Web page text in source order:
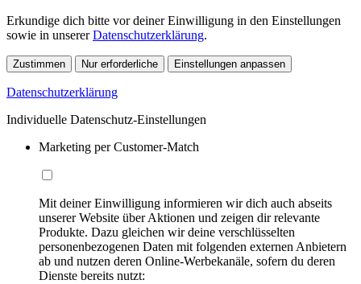
Erkundige dich bitte vor deiner Einwilligung in den Einstellungen
sowie in unsererDatenschutzerklärung.
Zustimmen Nur erforderliche Einstellungen anpassen
Datenschutzerklärung
Individuelle Datenschutz-Einstellungen
Marketing per Customer-Match
Mit deiner Einwilligung informieren wir dich auch abseits
unserer Website über Aktionen und zeigen dir relevante
Produkte. Dazu gleichen wir deine verschlüsselten
personenbezogenen Daten mit folgenden externen Anbietern
ab und nutzen deren Online-Werbekanäle, sofern du deren
Dienste bereits nutzt: